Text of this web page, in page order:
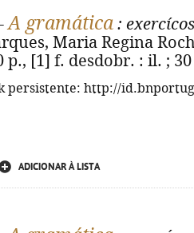
A gramática :
Maria Regina
p., [1] f. desdobr. : il. ;
persistente: http://
ADICIONAR À LISTA